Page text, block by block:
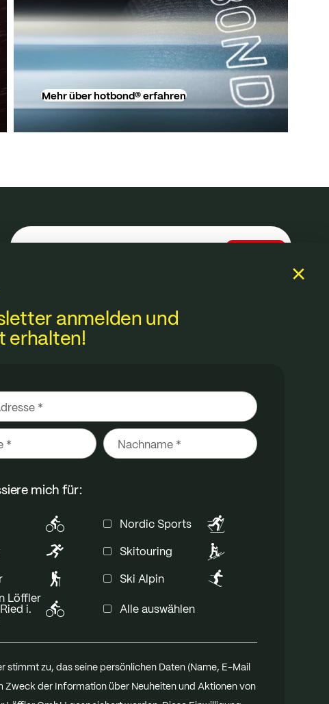
Mehr über hotbond® erfahren
Anmelden
Strickerei in Ried im Innkreis,
in Österreich und Europa.
OEKO-TEX® STANDARD 100
OEKO-TEX® STeP
Nachhaltigkeitsbericht
anmelden und
mich für:
Nordic Sports
Skitouring
Ski Alpin
Löffler
i. Alle auswählen
stimmt zu, das seine persönlichen Daten (Name, E-Mail
Zweck der Information über Neuheiten und Aktionen von